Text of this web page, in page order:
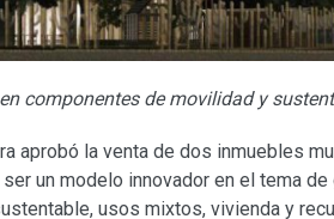
componentes de movilidad y
aprobó la venta de dos inmuebles
un modelo innovador en el tema
usos mixtos, vivienda y